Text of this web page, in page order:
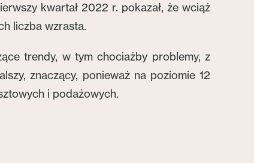
kwartał 2022 r. pokazał, że wciąż
liczba wzrasta.
trendy, w tym chociażby problemy, z
znaczący, ponieważ na poziomie 12
i podażowych.